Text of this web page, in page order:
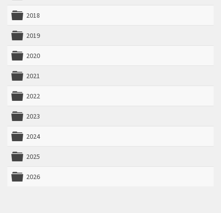
2018
2019
2020
2021
2022
2023
2024
2025
2026